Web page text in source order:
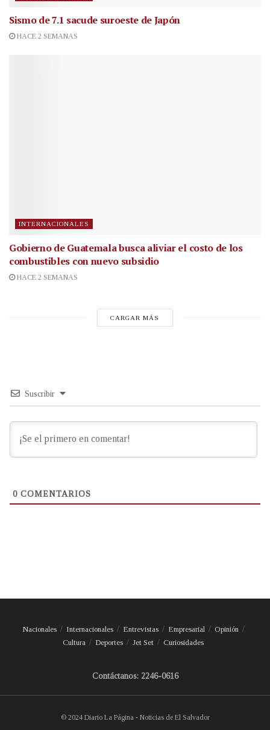
Sismo de 7.1 sacude suroeste de Japón
HACE 2 SEMANAS
INTERNACIONALES
Gobierno de Guatemala busca aliviar el costo de los
combustibles con nuevo subsidio
HACE 2 SEMANAS
CARGAR MÁS
Suscribir
0 COMENTARIOS
Nacionales Internacionales Entrevistas Empresarial
Opinión
Cultura
Deportes Jet Set Curiosidades
Contáctanos: 2246-0616
© 2024 Diario La Página - Noticias de El Salvador